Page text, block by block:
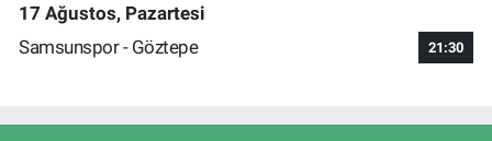
17 Ağustos, Pazartesi
Samsunspor - Göztepe
21:30